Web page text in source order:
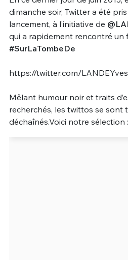
dimanche soir, Twitter a été
lancement, à l’initiative de
qui a rapidement rencontré un
#SurLaTombeDe
https://twitter.com/
Mêlant humour noir et traits
recherchés, les twittos se sont
déchaînés.Voici notre sélection :
Un